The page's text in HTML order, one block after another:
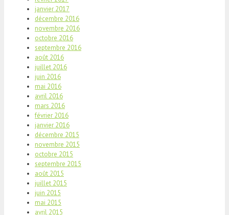
janvier 2017
décembre 2016
novembre 2016
octobre 2016
septembre 2016
août 2016
juillet 2016
juin 2016
mai 2016
avril 2016
mars 2016
février 2016
janvier 2016
décembre 2015
novembre 2015
octobre 2015
septembre 2015
août 2015
juillet 2015
juin 2015
mai 2015
avril 2015